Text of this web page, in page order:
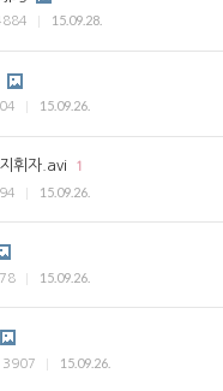
15.09.28.
15.09.26.
휘자.avi
1
15.09.26.
15.09.26.
3907 15.09.26.